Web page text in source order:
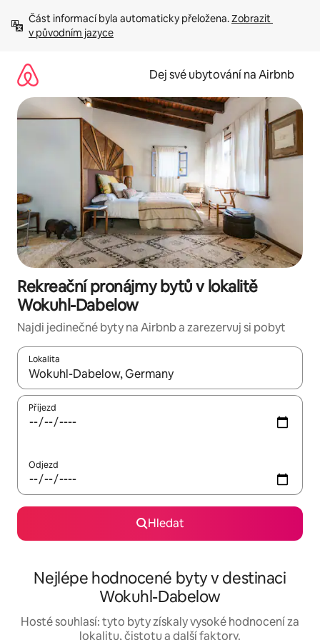
obsah
Část informací byla automaticky přeložena. Zobrazit
v původním jazyce
Dej své ubytování na Airbnb
Rekreační pronájmy bytů v lokalitě
Wokuhl-Dabelow
Najdi jedinečné byty na Airbnb a zarezervuj si pobyt
Lokalita
Až budou výsledky k dispozici, můžeš si je procházet pomocí
Příjezd
Odjezd
Hledat
Nejlépe hodnocené byty v destinaci
Wokuhl-Dabelow
Hosté souhlasí: tyto byty získaly vysoké hodnocení za
lokalitu, čistotu a další faktory.